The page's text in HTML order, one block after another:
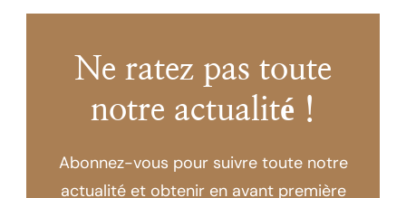
Ne ratez pas toute
notre actualité !
Abonnez-vous pour suivre toute notre
actualité et obtenir en avant première